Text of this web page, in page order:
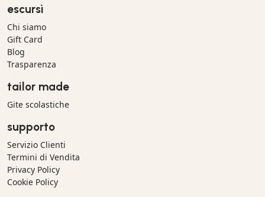
escursì
Chi siamo
Gift Card
Blog
Trasparenza
tailor made
Gite scolastiche
supporto
Servizio Clienti
Termini di Vendita
Privacy Policy
Cookie Policy